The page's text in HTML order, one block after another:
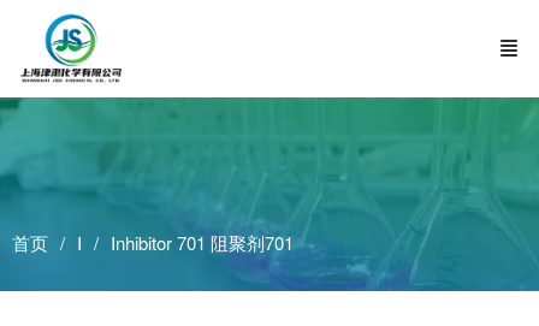
首页 I Inhibitor 701 阻聚剂701